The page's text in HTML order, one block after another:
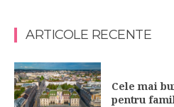
ARTICOLE RECENTE
Cele mai
pentru